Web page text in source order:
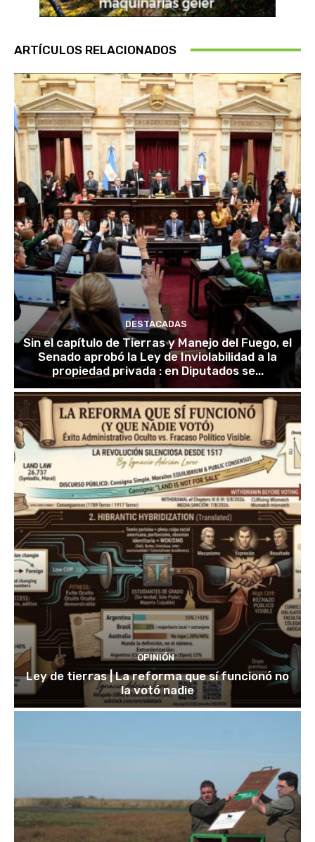
ARTÍCULOS RELACIONADOS
DESTACADAS
Sin el capítulo de Tierras y Manejo del Fuego, el
Senado aprobó la Ley de Inviolabilidad a la
propiedad privada : en Diputados se...
OPINIÓN
Ley de tierras | La reforma que sí funcionó no
la votó nadie